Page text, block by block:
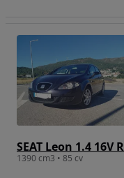
SEAT Leon 1.4 16V
1390 cm3 • 85 cv